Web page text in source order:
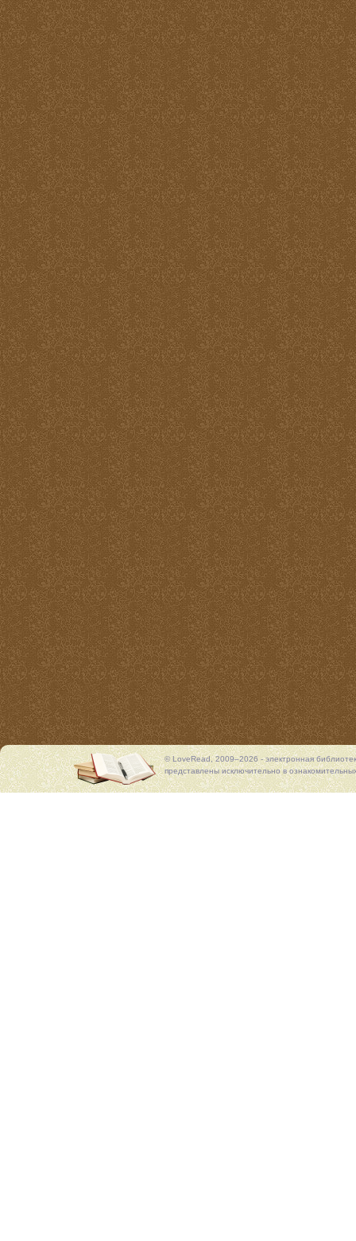
© LoveRead, 2009–2026 - электронная
представлены исключительно в